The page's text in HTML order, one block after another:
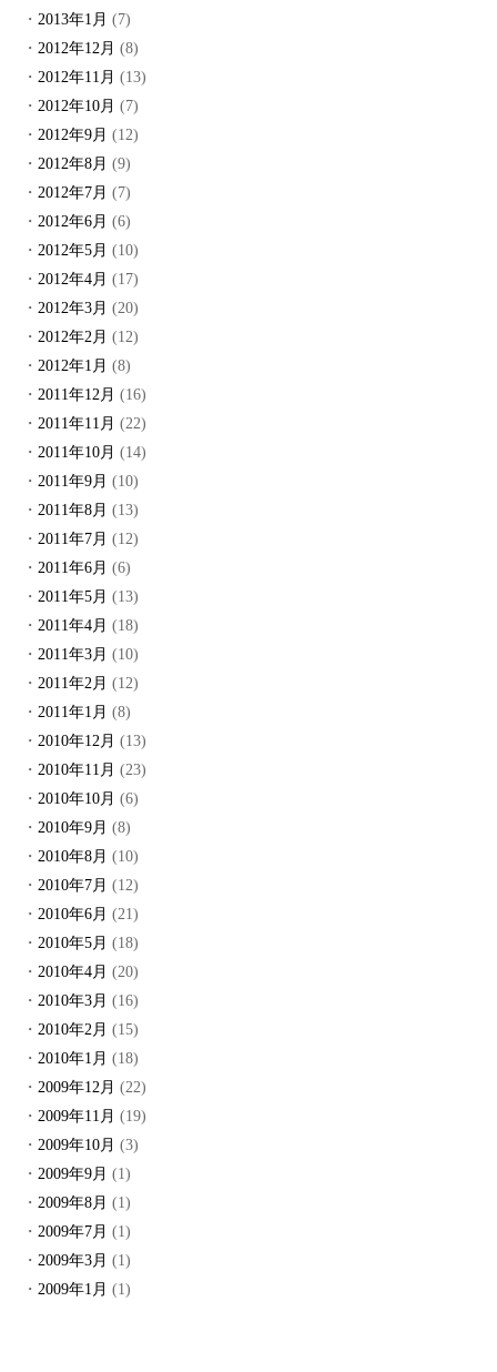
2013年1月 (7)
2012年12月 (8)
2012年11月 (13)
2012年10月 (7)
2012年9月 (12)
2012年8月 (9)
2012年7月 (7)
2012年6月 (6)
2012年5月 (10)
2012年4月 (17)
2012年3月 (20)
2012年2月 (12)
2012年1月 (8)
2011年12月 (16)
2011年11月 (22)
2011年10月 (14)
2011年9月 (10)
2011年8月 (13)
2011年7月 (12)
2011年6月 (6)
2011年5月 (13)
2011年4月 (18)
2011年3月 (10)
2011年2月 (12)
2011年1月 (8)
2010年12月 (13)
2010年11月 (23)
2010年10月 (6)
2010年9月 (8)
2010年8月 (10)
2010年7月 (12)
2010年6月 (21)
2010年5月 (18)
2010年4月 (20)
2010年3月 (16)
2010年2月 (15)
2010年1月 (18)
2009年12月 (22)
2009年11月 (19)
2009年10月 (3)
2009年9月 (1)
2009年8月 (1)
2009年7月 (1)
2009年3月 (1)
2009年1月 (1)